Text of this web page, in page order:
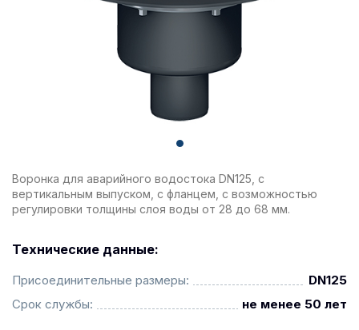
Воронка для аварийного водостока DN125, с
вертикальным выпуском, с фланцем, с возможностью
регулировки толщины слоя воды от 28 до 68 мм.
Технические данные:
Присоединительные размеры:
DN125
Срок службы:
не менее 50 лет